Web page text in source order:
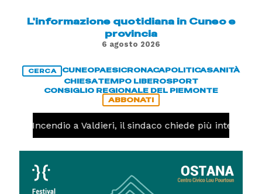
L'informazione quotidiana in Cuneo e
provincia
6 agosto 2026
CERCA CUNEOPAESICRONACAPOLITICASANITÀ
CHIESATEMPO LIBEROSPORT
CONSIGLIO REGIONALE DEL PIEMONTE
ABBONATI
Incendio a Valdieri, il sindaco chiede più interventi